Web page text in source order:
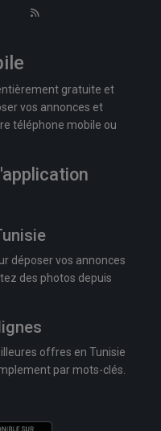
gratuite et
vos annonces et
téléphone mobile ou
déposer vos annonces
des photos depuis
offres en Tunisie
par mots-clés.